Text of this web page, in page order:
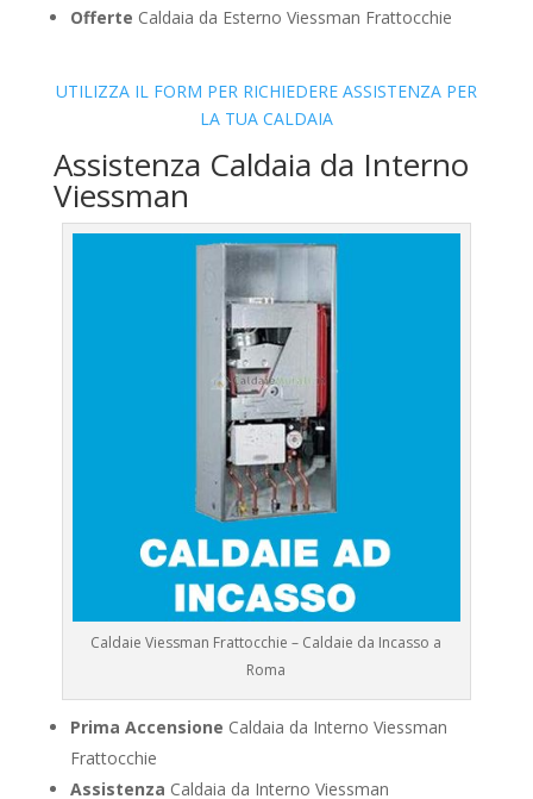
Offerte Caldaia da Esterno Viessman Frattocchie
UTILIZZA IL FORM PER RICHIEDERE ASSISTENZA PER
LA TUA CALDAIA
Assistenza Caldaia da Interno
Viessman
Caldaie Viessman Frattocchie – Caldaie da Incasso a
Roma
Prima Accensione Caldaia da Interno Viessman
Frattocchie
Assistenza Caldaia da Interno Viessman